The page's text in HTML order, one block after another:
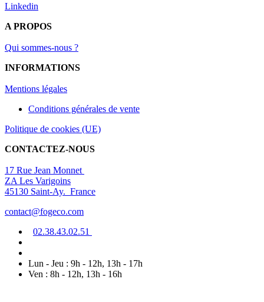
Linkedin
A PROPOS
Qui sommes-nous ?
INFORMATIONS
Mentions légales
Conditions générales de vente
Politique de cookies (UE)
CONTACTEZ-NOUS
17 Rue Jean Monnet
ZA Les Varigoins
45130 Saint-Ay. France
contact@fogeco.com
02.38.43.02.51
Lun - Jeu : 9h - 12h, 13h - 17h
Ven : 8h - 12h, 13h - 16h